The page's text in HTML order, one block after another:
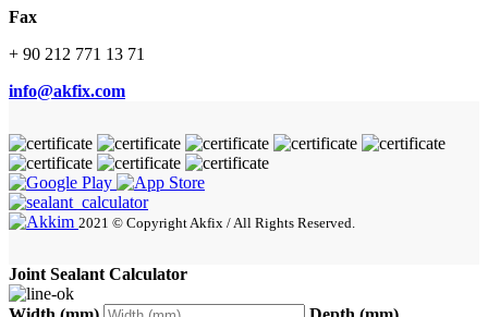
Fax
+ 90 212 771 13 71
info@akfix.com
2021 © Copyright Akfix / All Rights Reserved.
Joint Sealant Calculator